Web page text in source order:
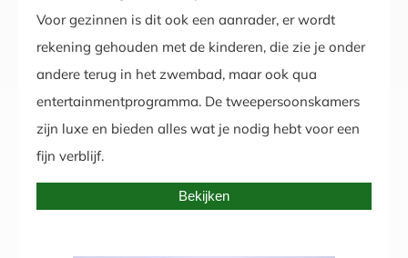
Voor gezinnen is dit ook een aanrader, er wordt
rekening gehouden met de kinderen, die zie je onder
andere terug in het zwembad, maar ook qua
entertainmentprogramma. De tweepersoonskamers
zijn luxe en bieden alles wat je nodig hebt voor een
fijn verblijf.
Bekijken